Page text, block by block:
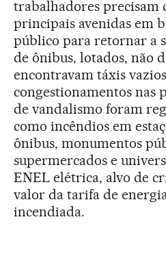
trabalhadores precisam
principais avenidas em
público para retornar a
de ônibus, lotados, não
encontravam táxis
congestionamentos nas
de vandalismo foram
como incêndios em
ônibus, monumentos
supermercados e
ENEL elétrica, alvo de
valor da tarifa de
incendiada.